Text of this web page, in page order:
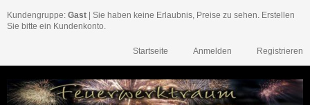
Kundengruppe: Gast | Sie haben keine Erlaubnis, Preise zu sehen. Erstellen
Sie bitte ein Kundenkonto.
Registrieren
Anmelden
Startseite